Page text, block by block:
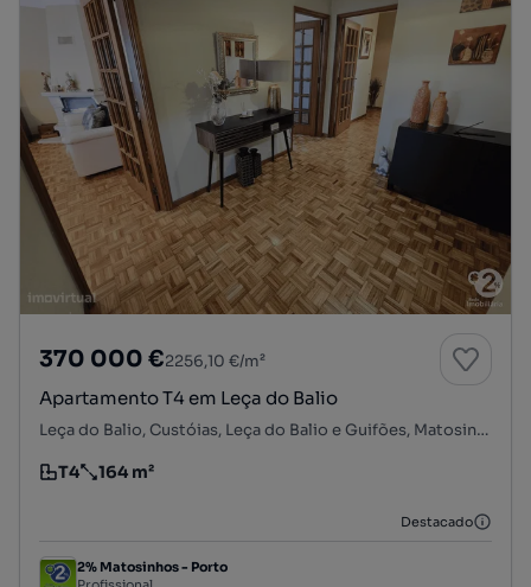
370 000 €2256,10 €/m²
Apartamento T4 em Leça do Balio
Leça do Balio, Custóias, Leça do Balio e Guifões, Matosinhos, Porto
Tipologia
T4
Preço por metro quadrado
164 m²
Destacado
2% Matosinhos - Porto